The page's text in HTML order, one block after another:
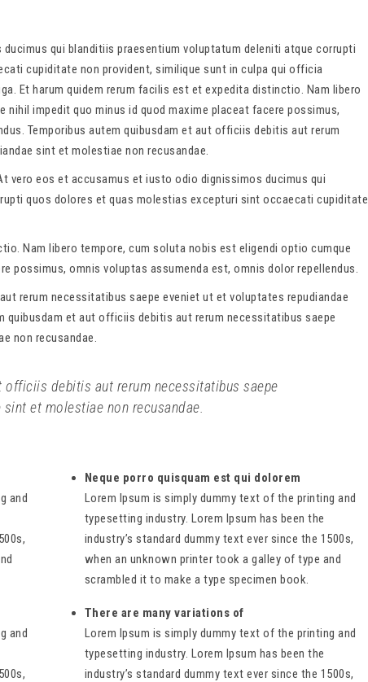
qui blanditiis praesentium voluptatum deleniti atque corrupti
cupiditate non provident, similique sunt in culpa qui officia
Et harum quidem rerum facilis est et expedita distinctio. Nam libero
impedit quo minus id quod maxime placeat facere possimus,
Temporibus autem quibusdam et aut officiis debitis aut rerum
sint et molestiae non recusandae.
vero eos et accusamus et iusto odio dignissimos ducimus qui
quos dolores et quas molestias excepturi sint occaecati cupiditate
Nam libero tempore, cum soluta nobis est eligendi optio cumque
possimus, omnis voluptas assumenda est, omnis dolor repellendus.
rerum necessitatibus saepe eveniet ut et voluptates repudiandae
quibusdam et aut officiis debitis aut rerum necessitatibus saepe
non recusandae.
officiis debitis aut rerum necessitatibus saepe
et molestiae non recusandae.
and
and
Neque porro quisquam est qui dolorem
Lorem Ipsum is simply dummy text of the printing and
typesetting industry. Lorem Ipsum has been the
industry’s standard dummy text ever since the 1500s,
when an unknown printer took a galley of type and
scrambled it to make a type specimen book.
There are many variations of
Lorem Ipsum is simply dummy text of the printing and
typesetting industry. Lorem Ipsum has been the
industry’s standard dummy text ever since the 1500s,